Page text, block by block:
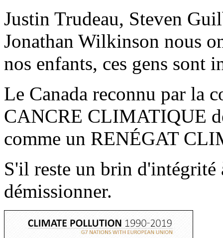
Justin Trudeau, Steven
Jonathan Wilkinson nous
nos enfants, ces gens sont
Le Canada reconnu par la
CANCRE CLIMATIQUE
comme un RENÉGAT
S'il reste un brin
démissionner.